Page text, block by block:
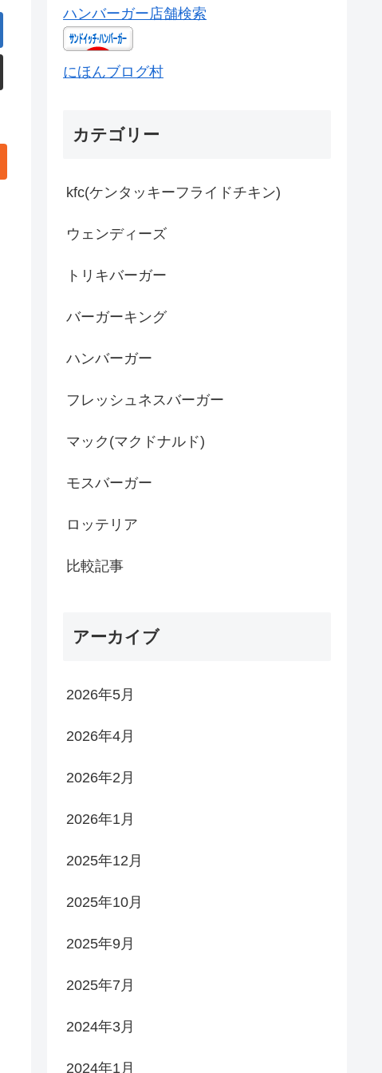
ハンバーガー店舗検索
にほんブログ村
カテゴリー
kfc(ケンタッキーフライドチキン)
ウェンディーズ
トリキバーガー
バーガーキング
ハンバーガー
フレッシュネスバーガー
マック(マクドナルド)
モスバーガー
ロッテリア
比較記事
アーカイブ
2026年5月
2026年4月
2026年2月
2026年1月
2025年12月
2025年10月
2025年9月
2025年7月
2024年3月
2024年1月